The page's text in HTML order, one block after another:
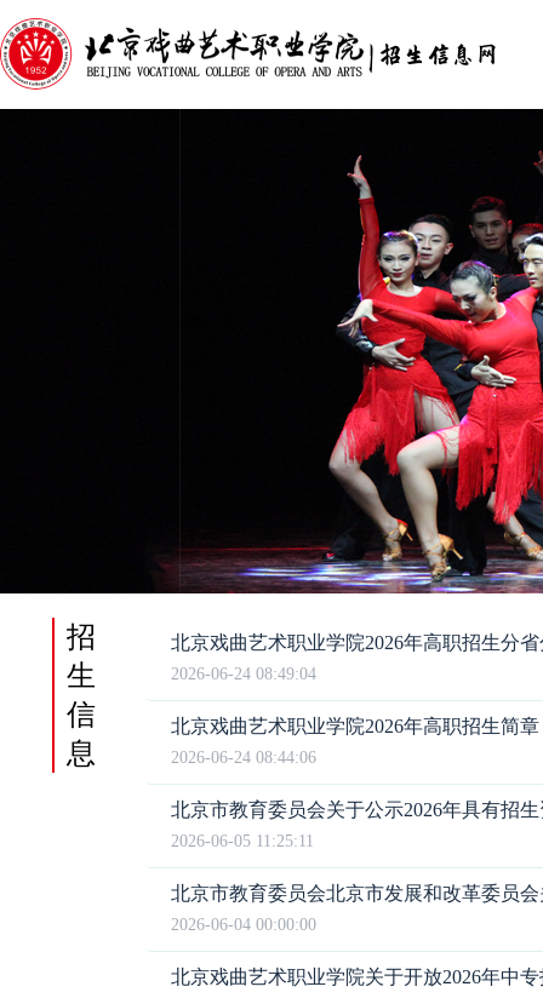
招
生
信
息
北京戏曲艺术职业学院2026年高职招生分
2026-06-24 08:49:04
北京戏曲艺术职业学院2026年高职招生简章
2026-06-24 08:44:06
2026-06-05 11:25:11
2026-06-04 00:00:00